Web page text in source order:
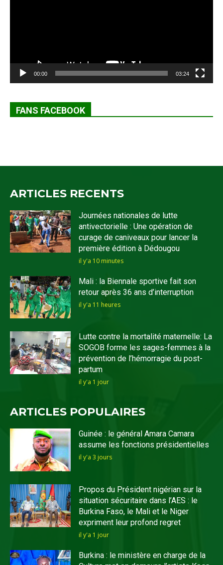
00:00 03:24
FANS FACEBOOK
ARTICLES RECENTS
Journées nationales de lutte
antivectorielle : Une opération de
curage de caniveaux pour lancer la
première édition à Dédougou
il y'a 10 minutes
Mali : la Biennale sportive fait son
retour après 36 ans d’interruption
il y'a 11 heures
Lutte contre la mortalité maternelle: La
SOGOB forme les sages-femmes à la
prévention de l’hémorragie du post-
partum
il y'a 1 jour
ARTICLES POPULAIRES
Guinée : le général Amara Camara
assume les fonctions présidentielles
il y'a 3 jours
Propos du Président nigérian sur la
situation sécuritaire dans l’AES : le
Burkina Faso, le Mali et le Niger
expriment leur profond regret
il y'a 1 jour
Burkina : le ministère en charge de la